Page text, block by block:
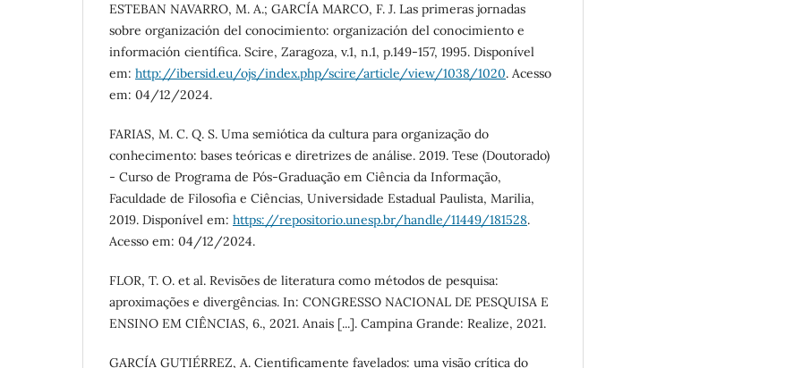
ESTEBAN NAVARRO, M. A.; GARCÍA MARCO, F. J. Las primeras jornadas
sobre organización del conocimiento: organización del conocimiento e
información científica. Scire, Zaragoza, v.1, n.1, p.149-157, 1995. Disponível
em: http://ibersid.eu/ojs/index.php/scire/article/view/1038/1020. Acesso
em: 04/12/2024.
FARIAS, M. C. Q. S. Uma semiótica da cultura para organização do
conhecimento: bases teóricas e diretrizes de análise. 2019. Tese (Doutorado)
- Curso de Programa de Pós-Graduação em Ciência da Informação,
Faculdade de Filosofia e Ciências, Universidade Estadual Paulista, Marilia,
2019. Disponível em: https://repositorio.unesp.br/handle/11449/181528.
Acesso em: 04/12/2024.
FLOR, T. O. et al. Revisões de literatura como métodos de pesquisa:
aproximações e divergências. In: CONGRESSO NACIONAL DE PESQUISA E
ENSINO EM CIÊNCIAS, 6., 2021. Anais [...]. Campina Grande: Realize, 2021.
GARCÍA GUTIÉRREZ, A. Cientificamente favelados: uma visão crítica do